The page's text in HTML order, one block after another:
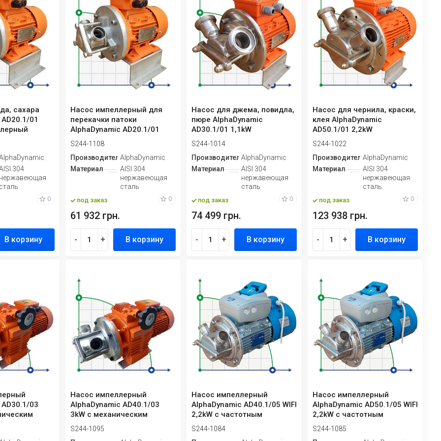
сахара
01
304
0
В корзину
Насос импеллерный для
перекачки патоки
AlphaDynamic AD20.1/01
0,55kW
S244-1108
ПроизводительAlphaDynamic
Материал
AISI 304
нержавеющая
сталь
под заказ 0
61 932 грн.
- + В корзину
Насос для джема, повидла,
пюре AlphaDynamic
AD30.1/01 1,1kW
импеллерный
S244-1014
ПроизводительAlphaDynamic
Материал
AISI 304
нержавеющая
сталь
под заказ 0
74 499 грн.
- + В корзину
Насос для чернила, краски,
клея AlphaDynamic
AD50.1/01 2,2kW
импеллерный
S244-1022
ПроизводительAlphaDynamic
Материал
AISI 304
нержавеющая
сталь
под заказ 0
123 938 грн.
- + В корзину
03
Насос импеллерный
AlphaDynamic AD40.1/03
3kW с механическим
вариатором
S244-1095
Насос импеллерный
AlphaDynamic AD40.1/05 WIFI
2,2kW с частотным
преобразовате...
S244-1084
Насос импеллерный
AlphaDynamic AD50.1/05 WIFI
2,2kW с частотным
преобразовате...
S244-1085